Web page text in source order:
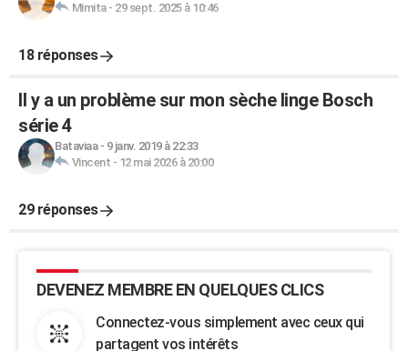
Mimita- 29 sept. 2025 à 10:46
18 réponses
Il y a un problème sur mon sèche linge Bosch
série 4
Bataviaa- 9 janv. 2019 à 22:33
Vincent - 12 mai 2026 à 20:00
29 réponses
DEVENEZ MEMBRE EN QUELQUES CLICS
Connectez-vous simplement avec ceux qui
partagent vos intérêts